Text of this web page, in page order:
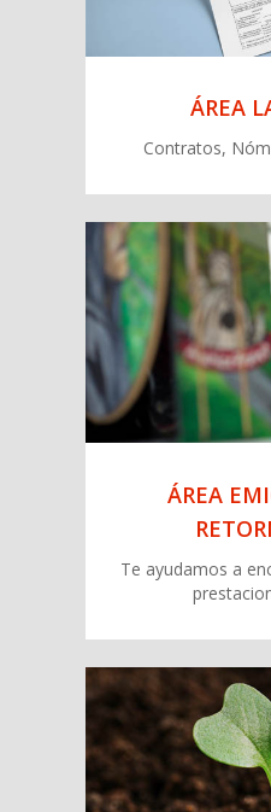
ÁREA
Contratos,
ÁREA
Te ayudamos a